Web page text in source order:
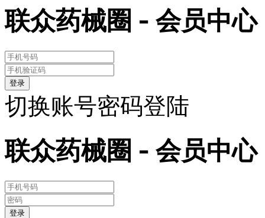
联众药械圈 - 会员中心
登录
切换账号密码登陆
联众药械圈 - 会员中心
登录